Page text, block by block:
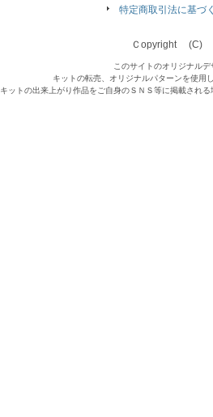
特定商取引法に基づ
Ｃopyright (C)
このサイトのオリジナル
キットの転売、オリジナルパターンを使用
キットの出来上がり作品をご自身のＳＮＳ等に掲載され